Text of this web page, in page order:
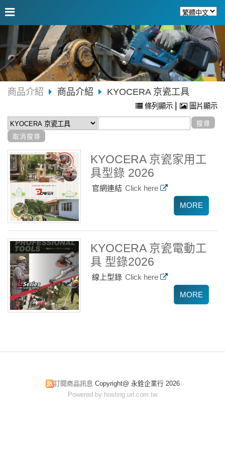
商品介紹 商品介紹 KYOCERA 京瓷工具
條列顯示 | 圖片顯示
KYOCERA 京瓷家用工
具型錄 2026
官網連結 Click here
KYOCERA 京瓷電動工
具 型錄2026
線上型錄 Click here
訂閱商品訊息 Copyright@ 永銓企業行 2026
Powered by hosting.url.com.tw